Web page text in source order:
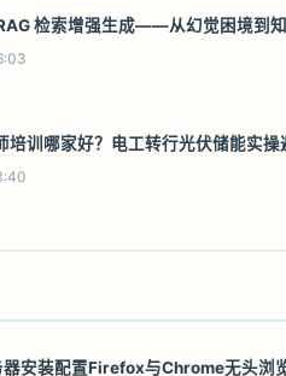
检索增强生成——从幻觉困境到
培训哪家好？电工转行光伏储能实操
安装配置Firefox与Chrome无头浏